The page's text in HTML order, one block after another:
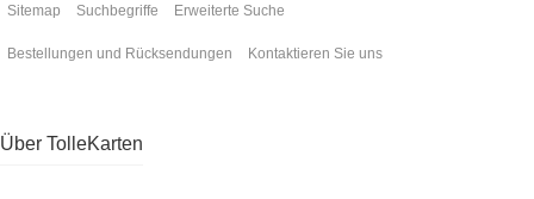
Sitemap Suchbegriffe Erweiterte Suche
Bestellungen und Rücksendungen Kontaktieren Sie uns
Über TolleKarten